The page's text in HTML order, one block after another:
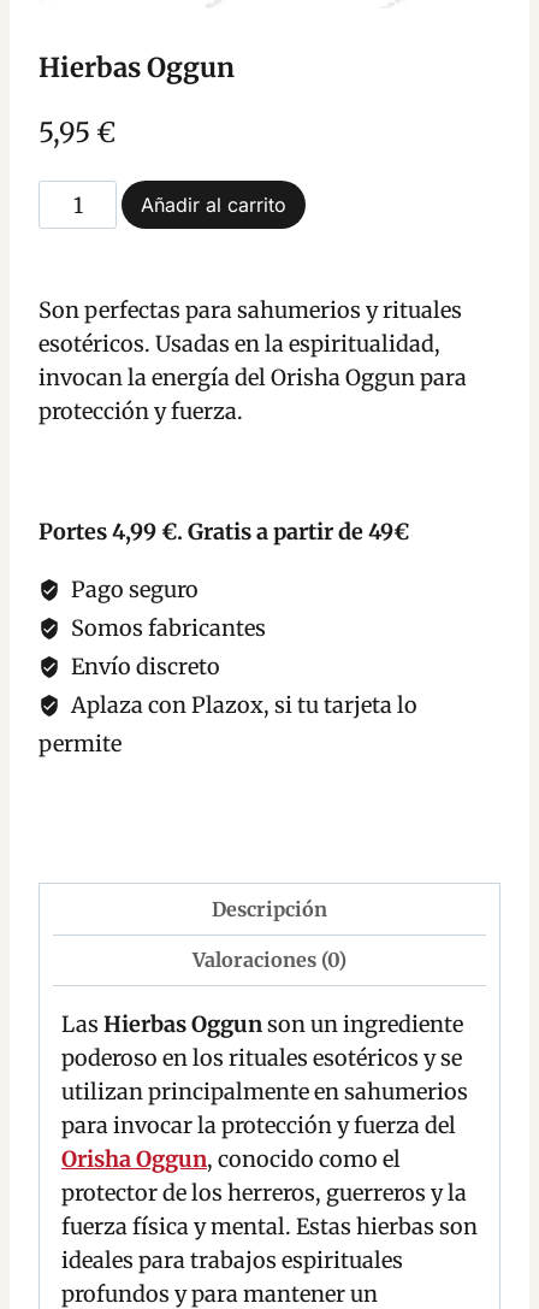
Hierbas Oggun
5,95 €
Son perfectas para sahumerios y rituales
esotéricos. Usadas en la espiritualidad,
invocan la energía del Orisha Oggun para
protección y fuerza.
Hierbas
Oggun
Añadir al carrito
Portes 4,99 €. Gratis a partir de 49€
Pago seguro
Somos fabricantes
Envío discreto
Aplaza con Plazox, si tu tarjeta lo
permite
Descripción
Valoraciones (0)
Las Hierbas Oggunson un ingrediente
poderoso en los rituales esotéricos y se
utilizan principalmente en sahumerios
para invocar la protección y fuerza del
Orisha Oggun, conocido como el
protector de los herreros, guerreros y la
fuerza física y mental. Estas hierbas son
ideales para trabajos espirituales
profundos y para mantener un